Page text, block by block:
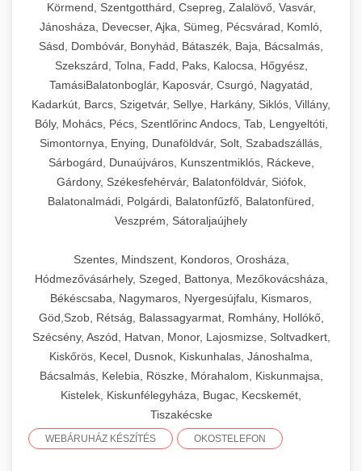
Körmend, Szentgotthárd, Csepreg, Zalalövő, Vasvár,
Jánosháza, Devecser, Ajka, Sümeg, Pécsvárad, Komló,
Sásd, Dombóvár, Bonyhád, Bátaszék, Baja, Bácsalmás,
Szekszárd, Tolna, Fadd, Paks, Kalocsa, Hőgyész,
TamásiBalatonboglár, Kaposvár, Csurgó, Nagyatád,
Kadarkút, Barcs, Szigetvár, Sellye, Harkány, Siklós, Villány,
Bóly, Mohács, Pécs, Szentlőrinc Andocs, Tab, Lengyeltóti,
Simontornya, Enying, Dunaföldvár, Solt, Szabadszállás,
Sárbogárd, Dunaújváros, Kunszentmiklós, Ráckeve,
Gárdony, Székesfehérvár, Balatonföldvár, Siófok,
Balatonalmádi, Polgárdi, Balatonfűzfő, Balatonfüred,
Veszprém, Sátoraljaújhely
Szentes, Mindszent, Kondoros, Orosháza,
Hódmezővásárhely, Szeged, Battonya, Mezőkovácsháza,
Békéscsaba, Nagymaros, Nyergesújfalu, Kismaros,
Göd,Szob, Rétság, Balassagyarmat, Romhány, Hollókő,
Szécsény, Aszód, Hatvan, Monor, Lajosmizse, Soltvadkert,
Kiskőrös, Kecel, Dusnok, Kiskunhalas, Jánoshalma,
Bácsalmás, Kelebia, Röszke, Mórahalom, Kiskunmajsa,
Kistelek, Kiskunfélegyháza, Bugac, Kecskemét,
Tiszakécske
WEBÁRUHÁZ KÉSZÍTÉS OKOSTELEFON